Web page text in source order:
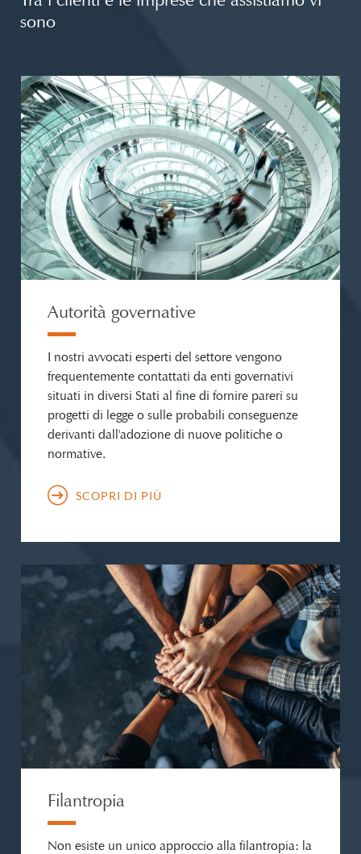
sono
Autorità governative
I nostri avvocati esperti del settore vengono
frequentemente contattati da enti governativi
situati in diversi Stati al fine di fornire pareri su
progetti di legge o sulle probabili conseguenze
derivanti dall'adozione di nuove politiche o
normative.
SCOPRI DI PIÙ
Filantropia
Non esiste un unico approccio alla filantropia: la